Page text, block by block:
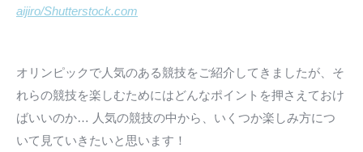
aijiro/Shutterstock.com
オリンピックで人気のある競技をご紹介してきましたが、そ
れらの競技を楽しむためにはどんなポイントを押さえておけ
ばいいのか… 人気の競技の中から、いくつか楽しみ方につ
いて見ていきたいと思います！